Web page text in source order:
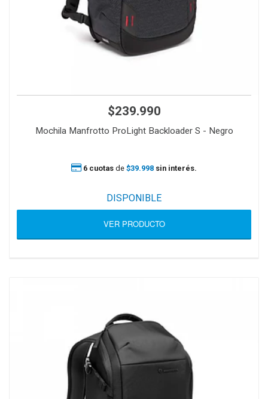
$239.990
Mochila Manfrotto ProLight Backloader S - Negro
6 cuotas de $39.998 sin interés.
DISPONIBLE
VER PRODUCTO